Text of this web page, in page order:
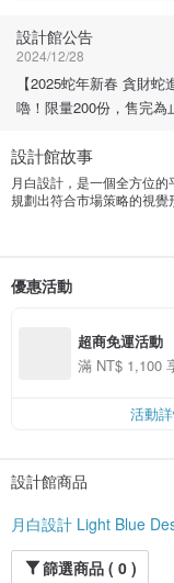
設計館公告
2024/12/28
【2025蛇年新春 貪財
嚕！限量200份，售完為
設計館故事
月白設計，是一個全方位
規劃出符合市場策略的視
議，結合市場行銷策略、
的視覺設計令客戶、消費
- 我們乘載的是客戶的想像
優惠活動
超商免運活動
滿 NT$ 1,100
活動
設計館商品
月白設計 Light Blue
篩選商品 ( 0 )